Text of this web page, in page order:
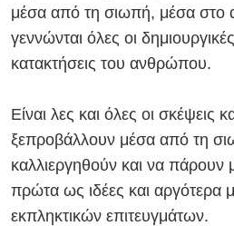
μέσα από τη σιωπή, μέσα στο
γεννώνται όλες οι
κατακτήσεις του ανθρώπου.
Είναι λες και όλες οι σκέψεις
ξεπροβάλλουν μέσα από τη
καλλιεργηθούν και να
πρώτα ως ιδέες και αργότερα
εκπληκτικών επιτευγμάτων.